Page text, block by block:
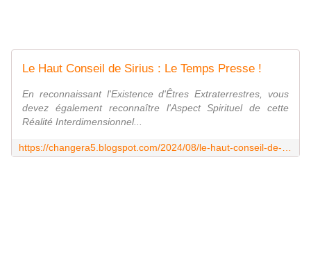
Le Haut Conseil de Sirius : Le Temps Presse !
En reconnaissant l'Existence d'Êtres Extraterrestres, vous
devez également reconnaître l'Aspect Spirituel de cette
Réalité Interdimensionnel...